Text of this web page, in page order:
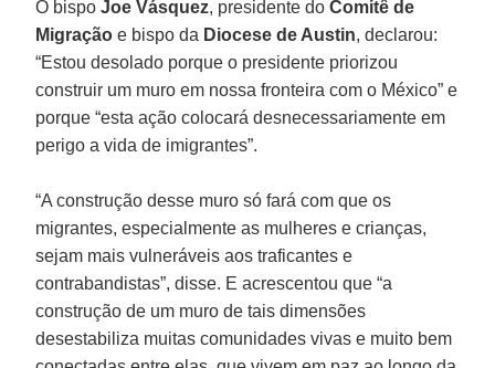
O bispoJoe Vásquez, presidente doComitê de
Migração e bispo da Diocese de Austin, declarou:
“Estou desolado porque o presidente priorizou
construir um muro em nossa fronteira com o México” e
porque “esta ação colocará desnecessariamente em
perigo a vida de imigrantes”.
“A construção desse muro só fará com que os
migrantes, especialmente as mulheres e crianças,
sejam mais vulneráveis aos traficantes e
contrabandistas”, disse. E acrescentou que “a
construção de um muro de tais dimensões
desestabiliza muitas comunidades vivas e muito bem